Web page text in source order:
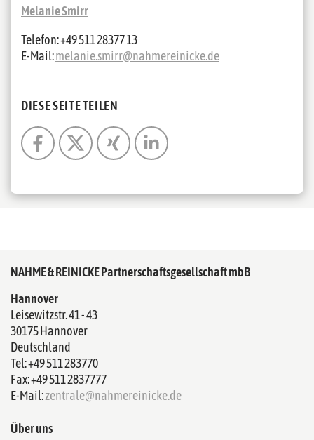
Melanie Smirr
Telefon: +49 511 28377 13
E-Mail:melanie.smirr@nahmereinicke.de
DIESE SEITE TEILEN
NAHME & REINICKE Partnerschaftsgesellschaft mbB
Hannover
Leisewitzstr. 41 - 43
30175 Hannover
Deutschland
Tel: +49 511 283770
Fax: +49 511 2837777
E-Mail:zentrale@nahmereinicke.de
Über uns